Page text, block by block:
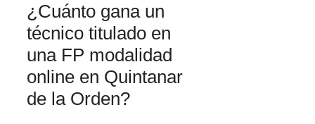
¿Cuánto gana un
técnico titulado en
una FP modalidad
online en Quintanar
de la Orden?